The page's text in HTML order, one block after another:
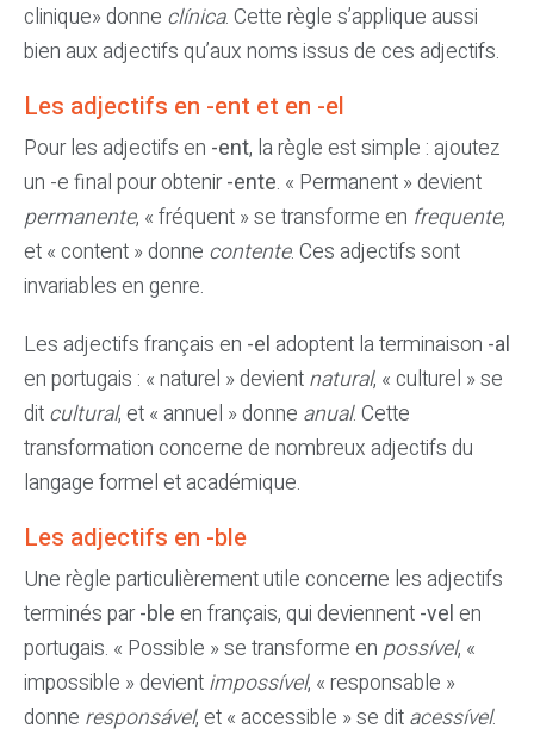
clinique» donne clínica. Cette règle s’applique aussi
bien aux adjectifs qu’aux noms issus de ces adjectifs.
Les adjectifs en -ent et en -el
Pour les adjectifs en -ent, la règle est simple : ajoutez
un -e final pour obtenir-ente. « Permanent » devient
permanente, « fréquent » se transforme en frequente,
et « content » donne contente. Ces adjectifs sont
invariables en genre.
Les adjectifs français en -el adoptent la terminaison -al
en portugais : « naturel » devient natural, « culturel » se
dit cultural, et « annuel » donne anual. Cette
transformation concerne de nombreux adjectifs du
langage formel et académique.
Les adjectifs en -ble
Une règle particulièrement utile concerne les adjectifs
terminés par-ble en français, qui deviennent -vel en
portugais. « Possible » se transforme en possível, «
impossible » devient impossível, « responsable »
donne responsável, et « accessible » se dit acessível.